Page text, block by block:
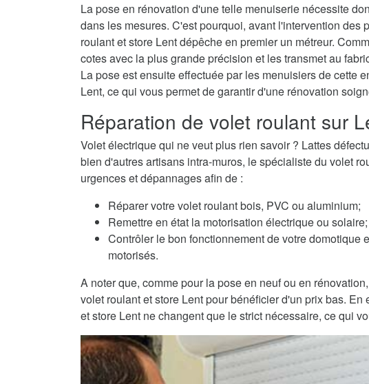
La pose en rénovation d'une telle menuiserie nécessite
dans les mesures. C'est pourquoi, avant l'intervention des
roulant et store Lent dépêche en premier un métreur.
cotes avec la plus grande précision et les transmet au
La pose est ensuite effectuée par les menuisiers de cette
Lent, ce qui vous permet de garantir d'une rénovation
Réparation de volet roulant sur
Volet électrique qui ne veut plus rien savoir ? Lattes
bien d'autres artisans intra-muros, le spécialiste du volet
urgences et dépannages afin de :
Réparer votre volet roulant bois, PVC ou aluminium;
Remettre en état la motorisation électrique ou solaire;
Contrôler le bon fonctionnement de votre domotique
motorisés.
A noter que, comme pour la pose en neuf ou en
volet roulant et store Lent pour bénéficier d'un prix bas.
et store Lent ne changent que le strict nécessaire, ce qui